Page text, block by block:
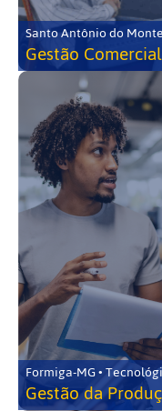
Santo Antônio do
Gestão
Formiga-MG •
Gestão da